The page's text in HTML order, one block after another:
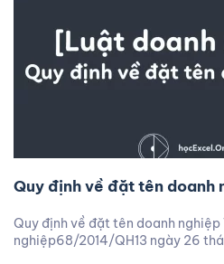
Quy định về đặt tên doanh
Quy định về đặt tên doanh
nghiệp68/2014/QH13 ngày 26